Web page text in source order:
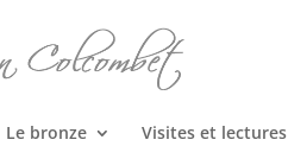
Le bronze Visites et lectures